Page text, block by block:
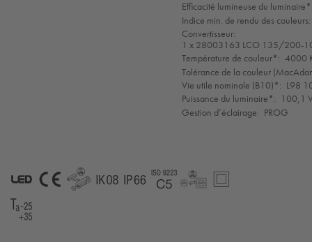
Efficacité lumineuse du
Indice min. de rendu des couleurs:
Convertisseur:
1 x 28003163 LCO 135/200-
Température de couleur*: 4000
Tolérance de la couleur
Vie utile nominale (B10)*: L98
Puissance du luminaire*: 100,1
Gestion d’éclairage: PROG